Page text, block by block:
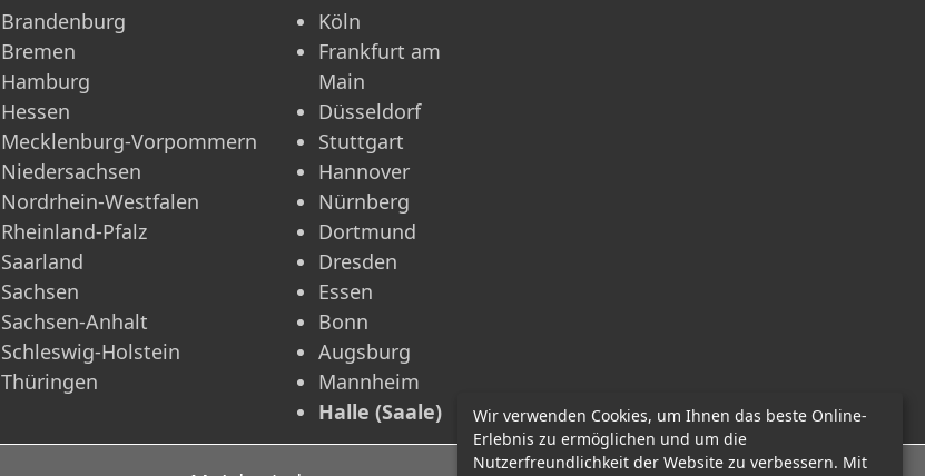
Brandenburg
Bremen
Hamburg
Hessen
Mecklenburg-Vorpommern
Niedersachsen
Nordrhein-Westfalen
Rheinland-Pfalz
Saarland
Sachsen
Sachsen-Anhalt
Schleswig-Holstein
Thüringen
Köln
Frankfurt am
Main
Düsseldorf
Stuttgart
Hannover
Nürnberg
Dortmund
Dresden
Essen
Bonn
Augsburg
Mannheim
Halle (Saale)
Wir verwenden Cookies, um Ihnen das beste Online-
Erlebnis zu ermöglichen und um die
Nutzerfreundlichkeit der Website zu verbessern. Mit